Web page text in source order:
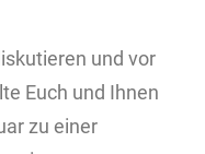
und vor
Euch und Ihnen
zu einer